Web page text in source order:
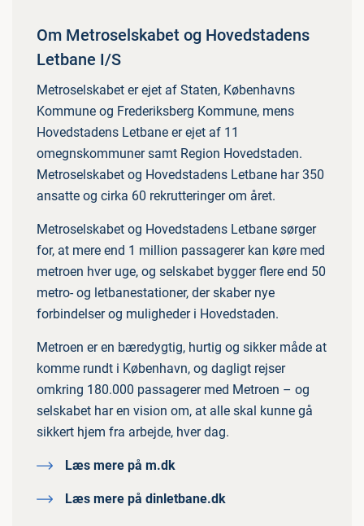
Om Metroselskabet og Hovedstadens
Letbane I/S
Metroselskabet er ejet af Staten, Københavns
Kommune og Frederiksberg Kommune, mens
Hovedstadens Letbane er ejet af 11
omegnskommuner samt Region Hovedstaden.
Metroselskabet og Hovedstadens Letbane har 350
ansatte og cirka 60 rekrutteringer om året.
Metroselskabet og Hovedstadens Letbane sørger
for, at mere end 1 million passagerer kan køre med
metroen hver uge, og selskabet bygger flere end 50
metro- og letbanestationer, der skaber nye
forbindelser og muligheder i Hovedstaden.
Metroen er en bæredygtig, hurtig og sikker måde at
komme rundt i København, og dagligt rejser
omkring 180.000 passagerer med Metroen – og
selskabet har en vision om, at alle skal kunne gå
sikkert hjem fra arbejde, hver dag.
Læs mere på m.dk
Læs mere på dinletbane.dk